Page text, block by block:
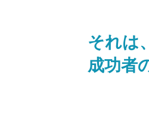
それは
成功者